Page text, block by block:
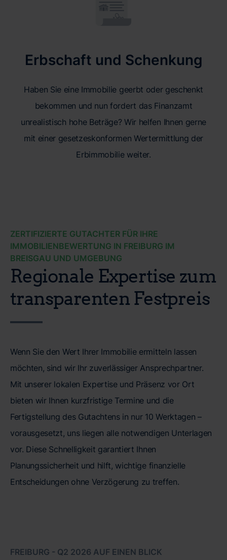
Erbschaft und Schenkung
Haben Sie eine Immobilie geerbt oder geschenkt
bekommen und nun fordert das Finanzamt
unrealistisch hohe Beträge? Wir helfen Ihnen gerne
mit einer gesetzeskonformen Wertermittlung der
Erbimmobilie weiter.
ZERTIFIZIERTE GUTACHTER FÜR IHRE
IMMOBILIENBEWERTUNG IN FREIBURG IM
BREISGAU UND UMGEBUNG
Regionale Expertise zum
transparenten Festpreis
Wenn Sie den Wert Ihrer Immobilie ermitteln lassen
möchten, sind wir Ihr zuverlässiger Ansprechpartner.
Mit unserer lokalen Expertise und Präsenz vor Ort
bieten wir Ihnen kurzfristige Termine und die
Fertigstellung des Gutachtens in nur 10 Werktagen –
vorausgesetzt, uns liegen alle notwendigen Unterlagen
vor. Diese Schnelligkeit garantiert Ihnen
Planungssicherheit und hilft, wichtige finanzielle
Entscheidungen ohne Verzögerung zu treffen.
FREIBURG - Q2 2026 AUF EINEN BLICK